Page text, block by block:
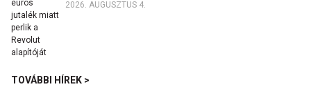
2026. AUGUSZTUS 4.
TOVÁBBI HÍREK >